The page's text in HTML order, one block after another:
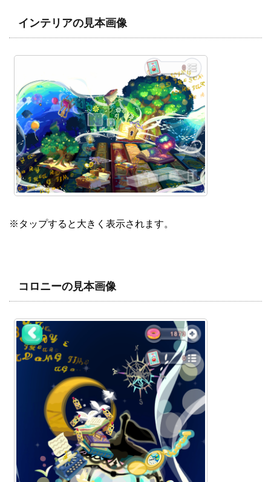
インテリアの見本画像
※タップすると大きく表示されます。
コロニーの見本画像